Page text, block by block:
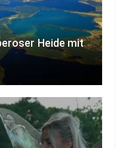
Heide mit